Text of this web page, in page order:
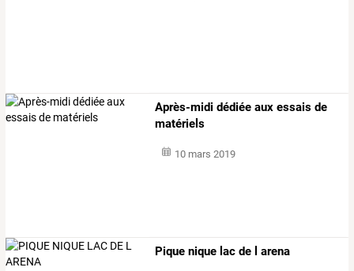
Après-midi dédiée aux essais de
matériels
10 mars 2019
Pique nique lac de l arena